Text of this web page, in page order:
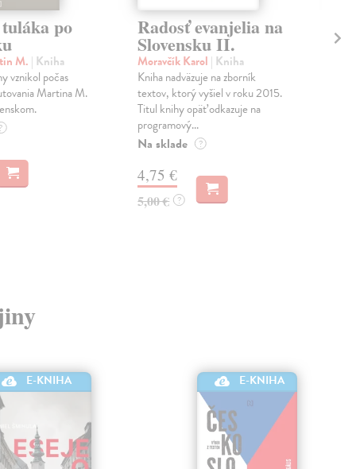
po
M. | Kniha
vznikol počas
Martina M.
Radosť evanjelia na
Slovensku II.
Moravčík Karol | Kniha
Kniha nadväzuje na zborník
textov, ktorý vyšiel v roku 2015.
Titul knihy opäť odkazuje na
programový...
Na sklade ?
4,75 €
5,00 € ?
E-KNIHA E-KNIHA